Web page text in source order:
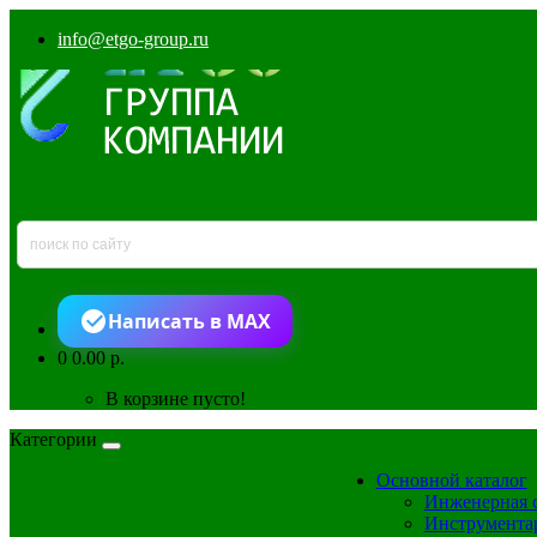
info@etgo-group.ru
Написать в MAX
00.00 р.
В корзине пусто!
Категории
Основной каталог
Инженерная